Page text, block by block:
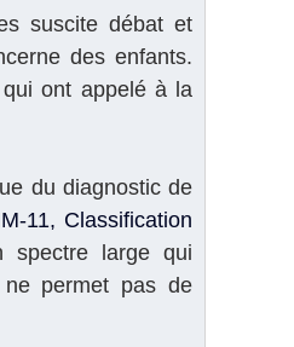
suscite débat et
des enfants.
ont appelé à la
du diagnostic de
11, Classification
spectre large qui
ne permet pas de